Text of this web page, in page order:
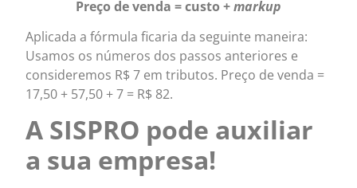
Preço de venda = custo +markup
Aplicada a fórmula ficaria da seguinte maneira:
Usamos os números dos passos anteriores e
consideremos R$ 7 em tributos. Preço de venda =
17,50 + 57,50 + 7 = R$ 82.
A SISPRO pode auxiliar
a sua empresa!